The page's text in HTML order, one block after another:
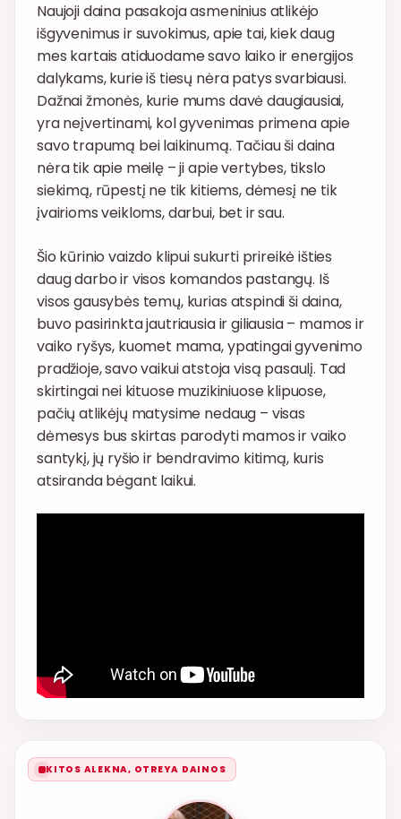
Naujoji daina pasakoja asmeninius atlikėjo
išgyvenimus ir suvokimus, apie tai, kiek daug
mes kartais atiduodame savo laiko ir energijos
dalykams, kurie iš tiesų nėra patys svarbiausi.
Dažnai žmonės, kurie mums davė daugiausiai,
yra neįvertinami, kol gyvenimas primena apie
savo trapumą bei laikinumą. Tačiau ši daina
nėra tik apie meilę – ji apie vertybes, tikslo
siekimą, rūpestį ne tik kitiems, dėmesį ne tik
įvairioms veikloms, darbui, bet ir sau.
Šio kūrinio vaizdo klipui sukurti prireikė išties
daug darbo ir visos komandos pastangų. Iš
visos gausybės temų, kurias atspindi ši daina,
buvo pasirinkta jautriausia ir giliausia – mamos ir
vaiko ryšys, kuomet mama, ypatingai gyvenimo
pradžioje, savo vaikui atstoja visą pasaulį. Tad
skirtingai nei kituose muzikiniuose klipuose,
pačių atlikėjų matysime nedaug – visas
dėmesys bus skirtas parodyti mamos ir vaiko
santykį, jų ryšio ir bendravimo kitimą, kuris
atsiranda bėgant laikui.
KITOS ALEKNA, OTREYA DAINOS